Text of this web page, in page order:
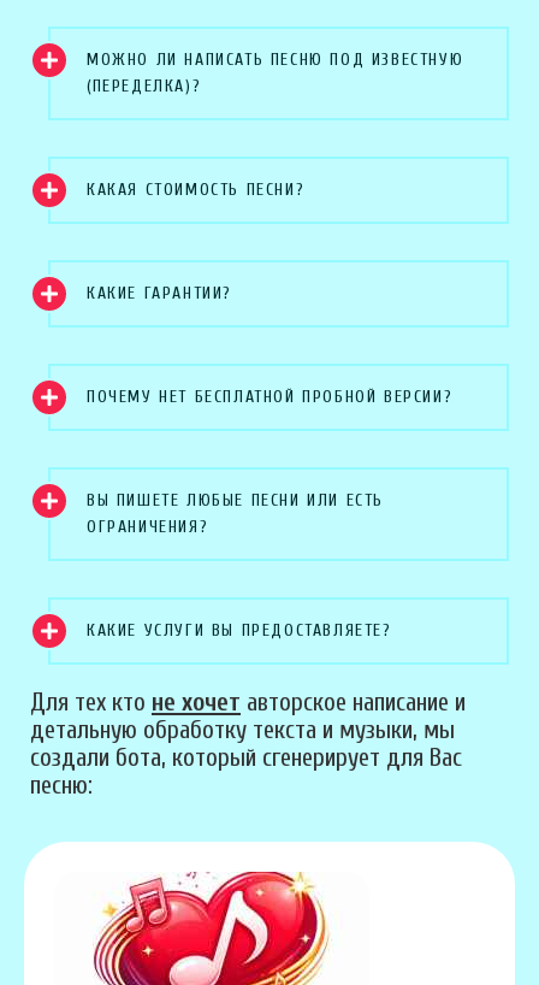
МОЖНО ЛИ НАПИСАТЬ ПЕСНЮ ПОД ИЗВЕСТНУЮ
(ПЕРЕДЕЛКА)?
КАКАЯ СТОИМОСТЬ ПЕСНИ?
КАКИЕ ГАРАНТИИ?
ПОЧЕМУ НЕТ БЕСПЛАТНОЙ ПРОБНОЙ ВЕРСИИ?
ВЫ ПИШЕТЕ ЛЮБЫЕ ПЕСНИ ИЛИ ЕСТЬ
ОГРАНИЧЕНИЯ?
КАКИЕ УСЛУГИ ВЫ ПРЕДОСТАВЛЯЕТЕ?
Для тех кто не хочет авторское написание и
детальную обработку текста и музыки, мы
создали бота, который сгенерирует для Вас
песню: